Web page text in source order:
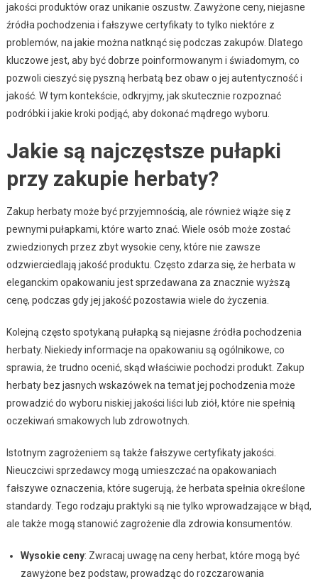
jakości produktów oraz unikanie oszustw. Zawyżone ceny, niejasne
źródła pochodzenia i fałszywe certyfikaty to tylko niektóre z
problemów, na jakie można natknąć się podczas zakupów. Dlatego
kluczowe jest, aby być dobrze poinformowanym i świadomym, co
pozwoli cieszyć się pyszną herbatą bez obaw o jej autentyczność i
jakość. W tym kontekście, odkryjmy, jak skutecznie rozpoznać
podróbki i jakie kroki podjąć, aby dokonać mądrego wyboru.
Jakie są najczęstsze pułapki
przy zakupie herbaty?
Zakup herbaty może być przyjemnością, ale również wiąże się z
pewnymi pułapkami, które warto znać. Wiele osób może zostać
zwiedzionych przez zbyt wysokie ceny, które nie zawsze
odzwierciedlają jakość produktu. Często zdarza się, że herbata w
eleganckim opakowaniu jest sprzedawana za znacznie wyższą
cenę, podczas gdy jej jakość pozostawia wiele do życzenia.
Kolejną często spotykaną pułapką są niejasne źródła pochodzenia
herbaty. Niekiedy informacje na opakowaniu są ogólnikowe, co
sprawia, że trudno ocenić, skąd właściwie pochodzi produkt. Zakup
herbaty bez jasnych wskazówek na temat jej pochodzenia może
prowadzić do wyboru niskiej jakości liści lub ziół, które nie spełnią
oczekiwań smakowych lub zdrowotnych.
Istotnym zagrożeniem są także fałszywe certyfikaty jakości.
Nieuczciwi sprzedawcy mogą umieszczać na opakowaniach
fałszywe oznaczenia, które sugerują, że herbata spełnia określone
standardy. Tego rodzaju praktyki są nie tylko wprowadzające w błąd,
ale także mogą stanowić zagrożenie dla zdrowia konsumentów.
Wysokie ceny: Zwracaj uwagę na ceny herbat, które mogą być
zawyżone bez podstaw, prowadząc do rozczarowania